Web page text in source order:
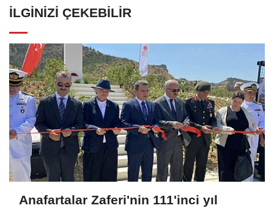
İLGINIZI ÇEKEBILIR
Anafartalar Zaferi'nin 111'inci yıl